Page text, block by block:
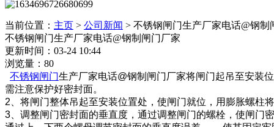
当前位置： 主页 > 公司新闻 > 不锈钢闸门生产厂家电话@钢制
不锈钢闸门生产厂家电话@钢制闸门厂家
更新时间：03-24 10:44
浏览量：80
不锈钢闸门生产厂家电话@钢制闸门厂家将闸门起吊至安装
需注意保护好密封面。
2、将闸门整体吊起至安装位置处，使闸门就位，用膨胀螺柱
3、调整闸门密封面的垂直度，通过调整闸门的螺栓，使闸门